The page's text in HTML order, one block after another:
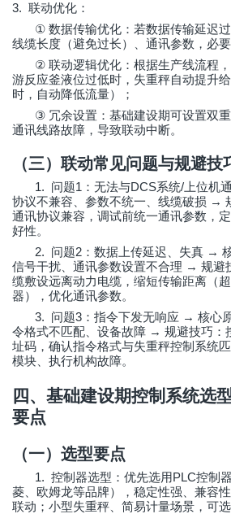
3. 联动优化：
① 数据传输优化：若数据传输延迟
线缆长度（避免过长）、通讯参数，必
② 联动逻辑优化：根据生产线流程
游反应釜液位过低时，失重秤自动提升
时，自动降低流量）；
③ 冗余设置：基础建设期可设置双
通讯线路故障，导致联动中断。
（三）联动常见问题与规避技
1. 问题1 ：无法与DCS系统/ 上位机
协议不兼容、参数不统一、线缆破损 →
通讯协议兼容，调试前统一通讯参数，
好性。
2. 问题2 ：数据上传延迟、失真 →
信号干扰、通讯参数设置不合理 → 规避
缆敷设远离动力电缆，缩短传输距离（
器），优化通讯参数。
3. 问题3 ：指令下发无响应 → 核心
令格式不匹配、设备故障 → 规避技巧：
址码，确认指令格式与失重秤控制系统
模块、执行机构故障。
四、基础建设期控制系统选
要点
（一）选型要点
1. 控制器选型：优先选用PLC控制
菱、欧姆龙等品牌），稳定性强、兼容
联动；小型失重秤、简易计量场景，可